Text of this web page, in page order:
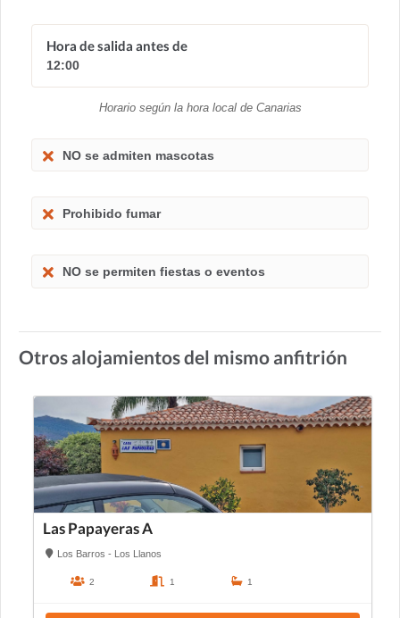
Hora de salida antes de
12:00
Horario según la hora local de Canarias
NO se admiten mascotas
Prohibido fumar
NO se permiten fiestas o eventos
Otros alojamientos del mismo anfitrión
Las Papayeras A
Los Barros - Los Llanos
2 1 1